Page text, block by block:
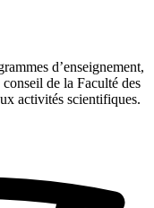
d’enseignement,
conseil de la Faculté des
activités scientifiques.